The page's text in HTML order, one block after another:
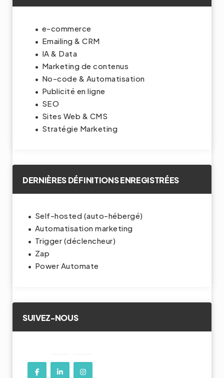
e-commerce
Emailing & CRM
IA & Data
Marketing de contenus
No-code & Automatisation
Publicité en ligne
SEO
Sites Web & CMS
Stratégie Marketing
DERNIÈRES DÉFINITIONS ENREGISTRÉES
Self-hosted (auto-hébergé)
Automatisation marketing
Trigger (déclencheur)
Zap
Power Automate
SUIVEZ-NOUS